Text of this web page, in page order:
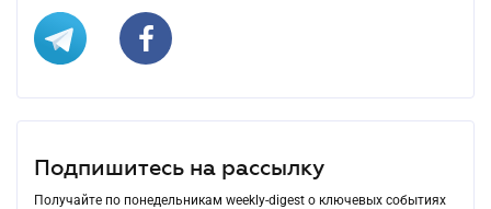
Подпишитесь на рассылку
Получайте по понедельникам weekly-digest о ключевых событиях